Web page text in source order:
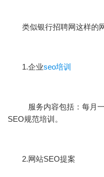
类似银行招聘网这样的网
1.企业seo培训
服务内容包括：每月一
SEO规范培训。
2.网站SEO提案